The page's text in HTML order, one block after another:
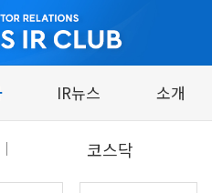
IR뉴스 소개
코스닥